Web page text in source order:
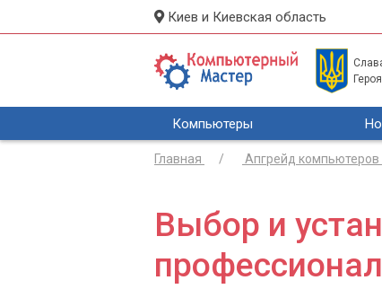
Киев и Киевская область
Компьютеры
Главная Апгрейд компьютеров
Выбор и